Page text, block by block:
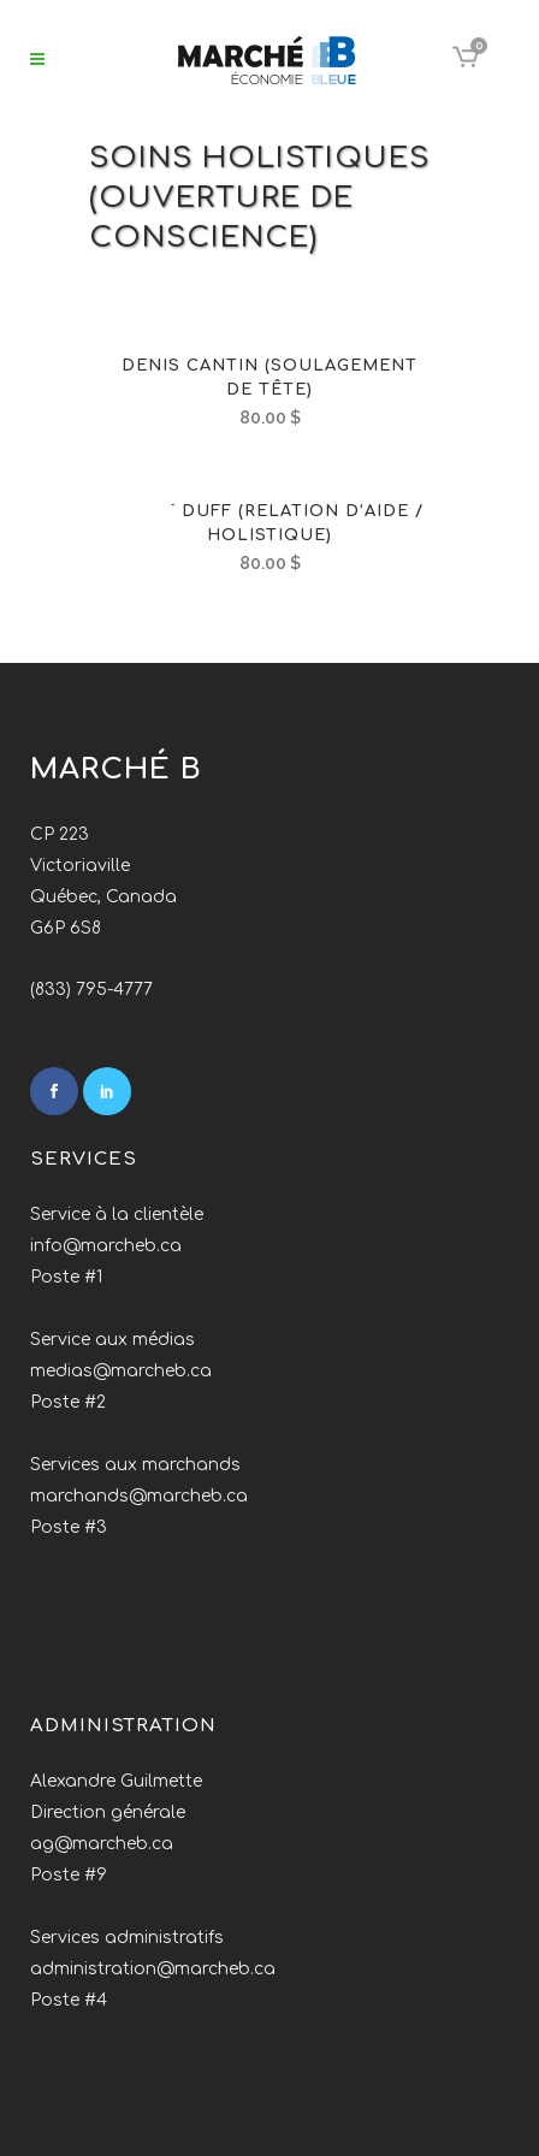
0
SOINS HOLISTIQUES
(OUVERTURE DE
CONSCIENCE)
DENIS CANTIN (SOULAGEMENT
DE TÊTE)
80.00 $
MARIE DUFF (RELATION D’AIDE /
HOLISTIQUE)
80.00 $
MARCHÉ B
CP 223
Victoriaville
Québec, Canada
G6P 6S8
(833) 795-4777
SERVICES
Service à la clientèle
info@marcheb.ca
Poste #1
Service aux médias
medias@marcheb.ca
Poste #2
Services aux marchands
marchands@marcheb.ca
Poste #3
ADMINISTRATION
Alexandre Guilmette
Direction générale
ag@marcheb.ca
Poste #9
Services administratifs
administration@marcheb.ca
Poste #4